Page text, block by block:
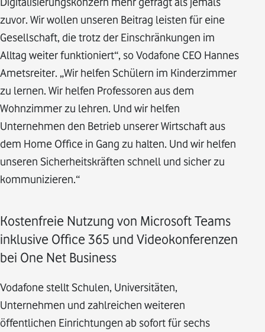
zuvor. Wir wollen unseren Beitrag leisten für eine
Gesellschaft, die trotz der Einschränkungen im
Alltag weiter funktioniert“, so Vodafone CEO Hannes
Ametsreiter. „Wir helfen Schülern im Kinderzimmer
zu lernen. Wir helfen Professoren aus dem
Wohnzimmer zu lehren. Und wir helfen
Unternehmen den Betrieb unserer Wirtschaft aus
dem Home Office in Gang zu halten. Und wir helfen
unseren Sicherheitskräften schnell und sicher zu
kommunizieren.“
Kostenfreie Nutzung von Microsoft Teams
inklusive Office 365 und Videokonferenzen
bei One Net Business
Vodafone stellt Schulen, Universitäten,
Unternehmen und zahlreichen weiteren
öffentlichen Einrichtungen ab sofort für sechs